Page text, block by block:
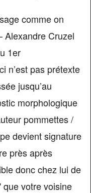
comme on
Cruzel
1er
n’est pas prétexte
jusqu’au
morphologique
pommettes /
devient signature
près après
donc chez lui de
votre voisine